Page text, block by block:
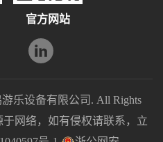
官方网站
乐设备有限公司. All Rights
于网络，如有侵权请联系，立